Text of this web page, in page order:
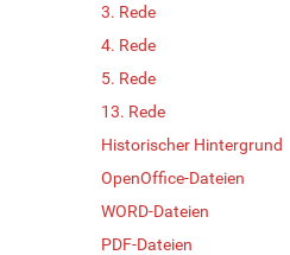
3. Rede
4. Rede
5. Rede
13. Rede
Historischer Hintergrund
OpenOffice-Dateien
WORD-Dateien
PDF-Dateien